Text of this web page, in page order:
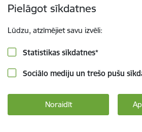
Pielāgot sīkdatnes
Lūdzu, atzīmējiet savu izvēli:
Statistikas sīkdatnes*
Sociālo mediju un trešo pušu
Noraidīt